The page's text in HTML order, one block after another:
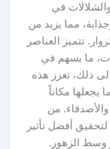
في
مما يزيد من
تتميز العناصر
ما يسهم في
ذلك، تعزز هذه
يجعلها مكاناً
والأصدقاء. من
أفضل تأثير
وسط الزهور.